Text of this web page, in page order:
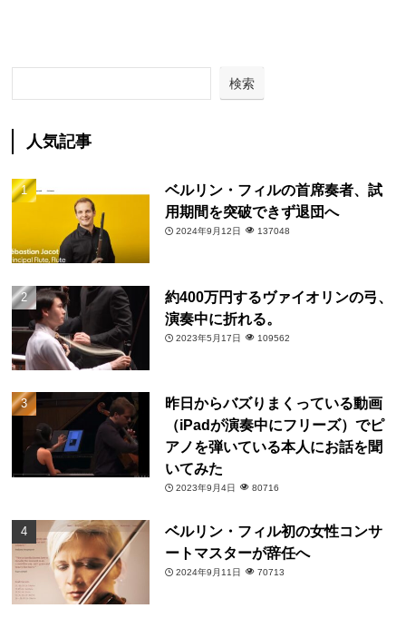
検索
人気記事
ベルリン・フィルの首席奏者、試
用期間を突破できず退団へ
2024年9月12日 137048
約400万円するヴァイオリンの弓、
演奏中に折れる。
2023年5月17日 109562
昨日からバズりまくっている動画
（iPadが演奏中にフリーズ）でピ
アノを弾いている本人にお話を聞
いてみた
2023年9月4日 80716
ベルリン・フィル初の女性コンサ
ートマスターが辞任へ
2024年9月11日 70713